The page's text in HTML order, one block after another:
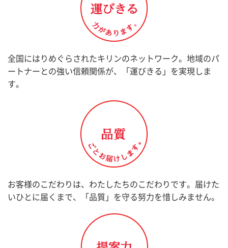
全国にはりめぐらされたキリンのネットワーク。地域のパ
ートナーとの強い信頼関係が、「運びきる」を実現しま
す。
お客様のこだわりは、わたしたちのこだわりです。届けた
いひとに届くまで、「品質」を守る努力を惜しみません。